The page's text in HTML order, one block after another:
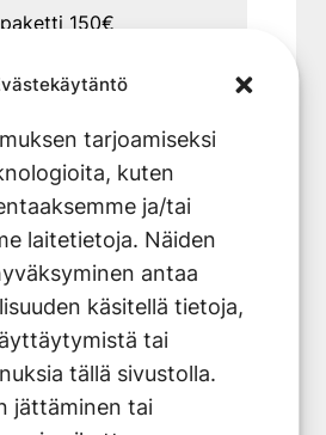
tarjoamiseksi
kuten
ja/tai
laitetietoja. Näiden
antaa
käsitellä tietoja,
tai
tällä sivustolla.
jättäminen tai
sekä
sisältää:(150€)
pientarvikkeet
BRIMP0402
läpiviennin
150€
esim 50€/kk.
kartoituskäynti
TÄSTÄ